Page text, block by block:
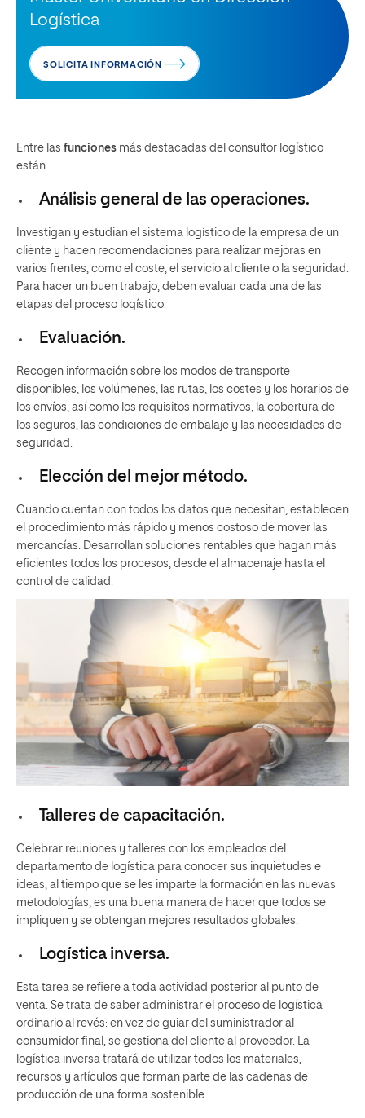
Logística
SOLICITA INFORMACIÓN
Entre las funciones más destacadas del consultor logístico
están:
Análisis general de las operaciones.
Investigan y estudian el sistema logístico de la empresa de un
cliente y hacen recomendaciones para realizar mejoras en
varios frentes, como el coste, el servicio al cliente o la seguridad.
Para hacer un buen trabajo, deben evaluar cada una de las
etapas del proceso logístico.
Evaluación.
Recogen información sobre los modos de transporte
disponibles, los volúmenes, las rutas, los costes y los horarios de
los envíos, así como los requisitos normativos, la cobertura de
los seguros, las condiciones de embalaje y las necesidades de
seguridad.
Elección del mejor método.
Cuando cuentan con todos los datos que necesitan, establecen
el procedimiento más rápido y menos costoso de mover las
mercancías. Desarrollan soluciones rentables que hagan más
eficientes todos los procesos, desde el almacenaje hasta el
control de calidad.
Talleres de capacitación.
Celebrar reuniones y talleres con los empleados del
departamento de logística para conocer sus inquietudes e
ideas, al tiempo que se les imparte la formación en las nuevas
metodologías, es una buena manera de hacer que todos se
impliquen y se obtengan mejores resultados globales.
Logística inversa.
Esta tarea se refiere a toda actividad posterior al punto de
venta. Se trata de saber administrar el proceso de logística
ordinario al revés: en vez de guiar del suministrador al
consumidor final, se gestiona del cliente al proveedor. La
logística inversa tratará de utilizar todos los materiales,
recursos y artículos que forman parte de las cadenas de
producción de una forma sostenible.